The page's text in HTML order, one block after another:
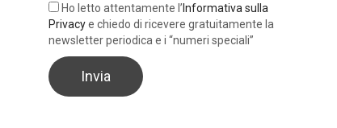
Ho letto attentamente l’ Informativa sulla
Privacye chiedo di ricevere gratuitamente la
newsletter periodica e i “numeri speciali”